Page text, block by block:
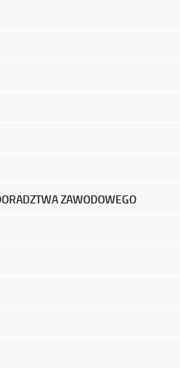
ZAWODOWEGO